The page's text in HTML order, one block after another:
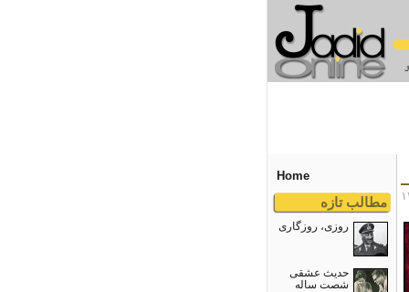
Home
مطالب تازه
روزی، روزگاری
حدیث عشقی
شصت ساله